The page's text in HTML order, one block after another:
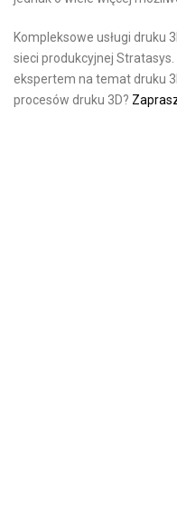
Kompleksowe usługi druku
sieci produkcyjnej
ekspertem na temat druku
procesów druku 3D?